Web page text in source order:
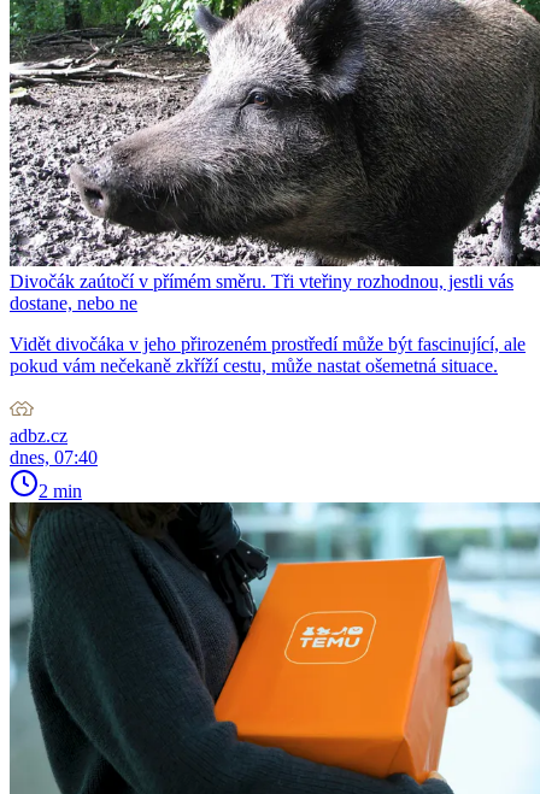
Divočák zaútočí v přímém směru. Tři vteřiny rozhodnou, jestli vás
dostane, nebo ne
Vidět divočáka v jeho přirozeném prostředí může být fascinující, ale
pokud vám nečekaně zkříží cestu, může nastat ošemetná situace.
adbz.cz
dnes, 07:40
2 min